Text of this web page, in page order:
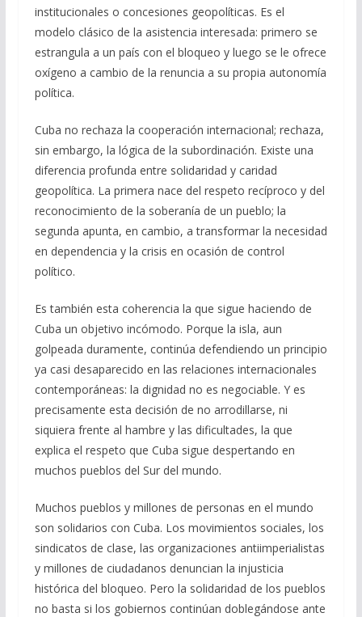
institucionales o concesiones geopolíticas. Es el
modelo clásico de la asistencia interesada: primero se
estrangula a un país con el bloqueo y luego se le ofrece
oxígeno a cambio de la renuncia a su propia autonomía
política.
Cuba no rechaza la cooperación internacional; rechaza,
sin embargo, la lógica de la subordinación. Existe una
diferencia profunda entre solidaridad y caridad
geopolítica. La primera nace del respeto recíproco y del
reconocimiento de la soberanía de un pueblo; la
segunda apunta, en cambio, a transformar la necesidad
en dependencia y la crisis en ocasión de control
político.
Es también esta coherencia la que sigue haciendo de
Cuba un objetivo incómodo. Porque la isla, aun
golpeada duramente, continúa defendiendo un principio
ya casi desaparecido en las relaciones internacionales
contemporáneas: la dignidad no es negociable. Y es
precisamente esta decisión de no arrodillarse, ni
siquiera frente al hambre y las dificultades, la que
explica el respeto que Cuba sigue despertando en
muchos pueblos del Sur del mundo.
Muchos pueblos y millones de personas en el mundo
son solidarios con Cuba. Los movimientos sociales, los
sindicatos de clase, las organizaciones antiimperialistas
y millones de ciudadanos denuncian la injusticia
histórica del bloqueo. Pero la solidaridad de los pueblos
no basta si los gobiernos continúan doblegándose ante